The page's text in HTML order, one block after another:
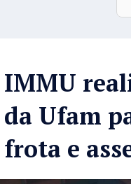
IMMU
da Ufam
frota e